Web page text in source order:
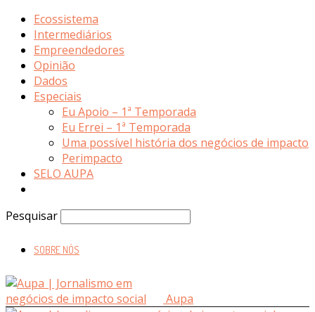
Ecossistema
Intermediários
Empreendedores
Opinião
Dados
Especiais
Eu Apoio – 1ª Temporada
Eu Errei – 1ª Temporada
Uma possível história dos negócios de impacto
Perimpacto
SELO AUPA
Pesquisar
SOBRE NÓS
Aupa